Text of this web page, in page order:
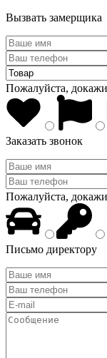
Вызвать замерщика
Пожалуйста,
Заказать звонок
Пожалуйста,
Письмо директору